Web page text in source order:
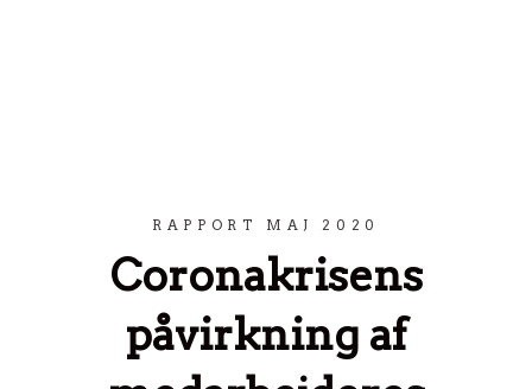
RAPPORT MAJ 2020
Coronakrisens
påvirkning af